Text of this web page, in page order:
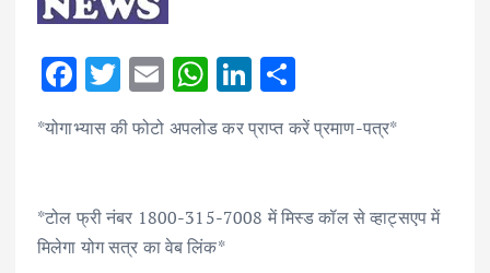
F
e
o
o
T
w
it
r
E
ai
W
at
A
p
Li
k
dI
h
ar
*योगाभ्यास की फोटो अपलोड कर प्राप्त करें प्रमाण-पत्र*
*टोल फ्री नंबर 1800-315-7008 में मिस्ड कॉल से व्हाट्सएप में
मिलेगा योग सत्र का वेब लिंक*